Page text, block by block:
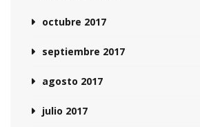
octubre 2017
septiembre 2017
agosto 2017
julio 2017